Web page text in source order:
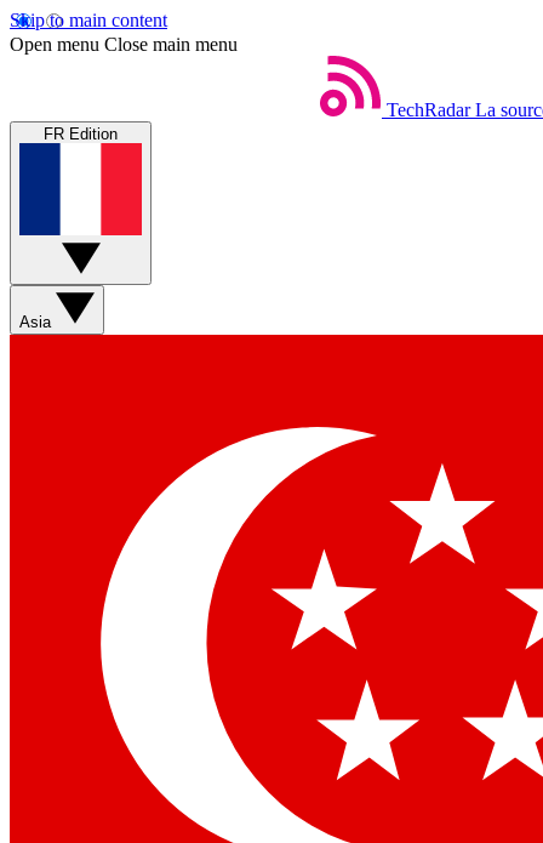
Skip to main content
Open menu Close main menu
TechRadar La
FR Edition
Asia